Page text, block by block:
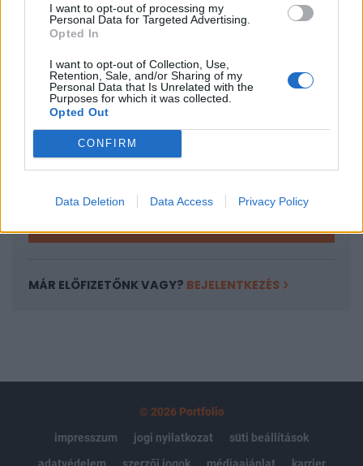
I want to opt-out of processing my
Personal Data for Targeted Advertising.
Opted In
I want to opt-out of Collection, Use,
Retention, Sale, and/or Sharing of my
Personal Data that Is Unrelated with the
Purposes for which it was collected.
Opted Out
CONFIRM
Data Deletion Data Access Privacy Policy
KEDVES OLVASÓNK!
tartozik, melynek olvasása előfizetéses
regisztrációhoz kötött.
Portfolio.hu teljes cikkarchívum
MÁR ELŐFIZETŐNK VAGY? BEJELENTKEZÉS
© 2026 Portfolio
impresszum
jogi nyilatkozat
süti beállítások
adatvédelem
szerzői jogok médiaajánlat karrier